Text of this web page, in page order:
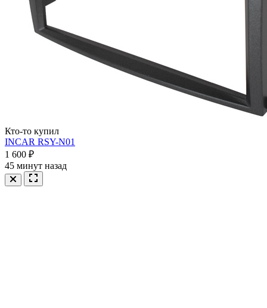
Кто-то купил
INCAR RSY-N01
1 600 ₽
45 минут назад